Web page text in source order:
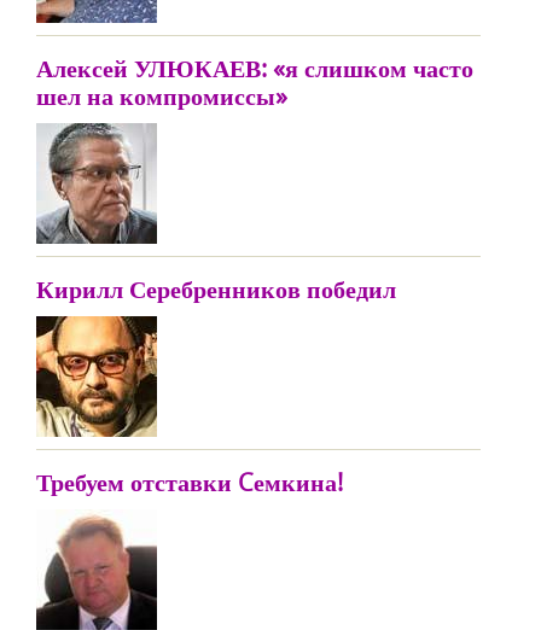
Алексей УЛЮКАЕВ: «я слишком часто
шел на компромиссы»
Кирилл Серебренников победил
Требуем отставки Cемкина!